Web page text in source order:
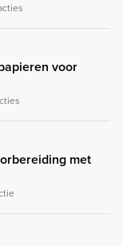
voor
met